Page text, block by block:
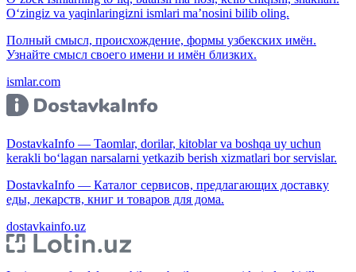
O‘zingiz va yaqinlaringizni ismlari ma’nosini bilib oling.
Полный смысл, происхождение, формы узбекских имён.
Узнайте смысл своего имени и имён близких.
ismlar.com
DostavkaInfo — Taomlar, dorilar, kitoblar va boshqa uy uchun
kerakli bo‘lagan narsalarni yetkazib berish xizmatlari bor servislar.
DostavkaInfo — Каталог сервисов, предлагающих доставку
еды, лекарств, книг и товаров для дома.
dostavkainfo.uz